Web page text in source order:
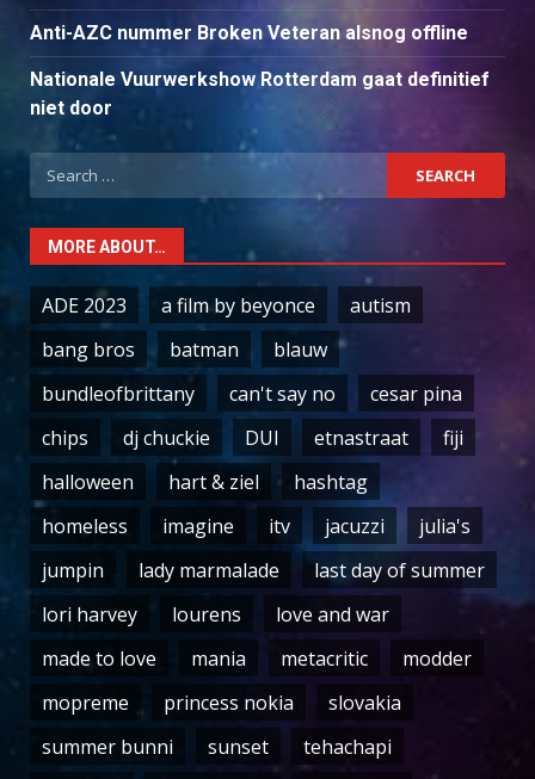
Anti-AZC nummer Broken Veteran alsnog offline
Nationale Vuurwerkshow Rotterdam gaat definitief
niet door
Search
for:
MORE ABOUT…
ADE 2023 a film by beyonce
autism
bang bros
batman
blauw
bundleofbrittany
can't say no
cesar pina
chips
dj chuckie DUI etnastraat
fiji
halloween
hart & ziel
hashtag
homeless
imagine itv jacuzzi
julia's
jumpin
lady marmalade
last day of summer
lori harvey
lourens
love and war
made to love
mania metacritic
modder
mopreme
princess nokia
slovakia
summer bunni
sunset
tehachapi